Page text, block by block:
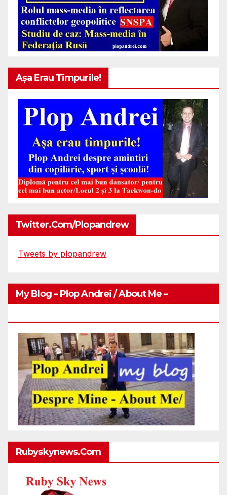
Așa Erau Timpurile!
Twitter.com/plopandrew
Tweets by plopandrew
My Blog – Plop Andrei / About Me –
Rubyskynews.com